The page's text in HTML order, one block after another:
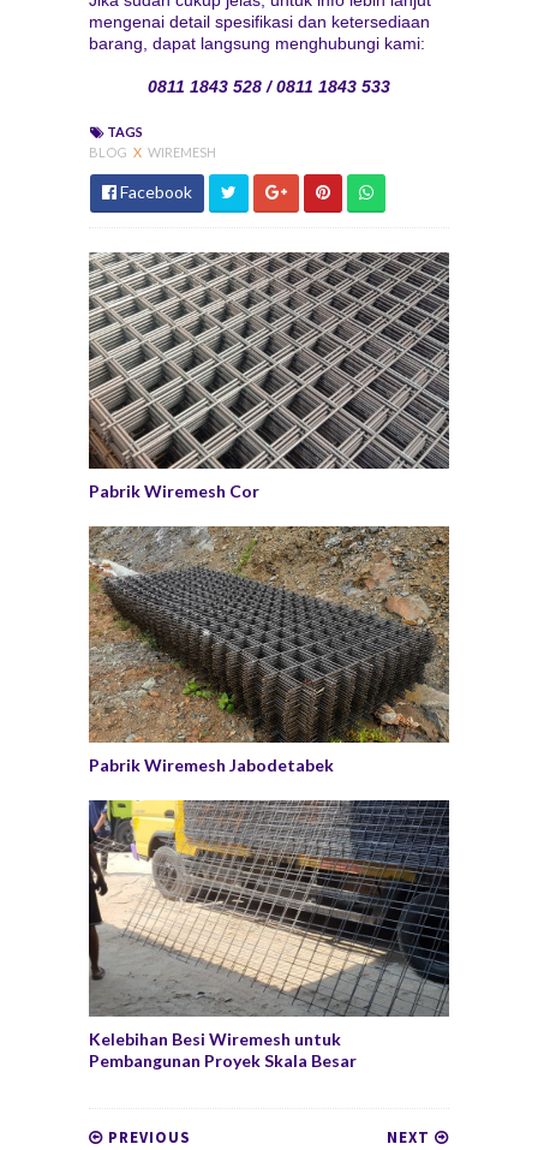
mengenai detail spesifikasi dan ketersediaan
barang, dapat langsung menghubungi kami:
0811 1843 528 / 0811 1843 533
TAGS
BLOG X WIREMESH
Facebook
Pabrik Wiremesh Cor
Pabrik Wiremesh Jabodetabek
Kelebihan Besi Wiremesh untuk
Pembangunan Proyek Skala Besar
NEXT
PREVIOUS